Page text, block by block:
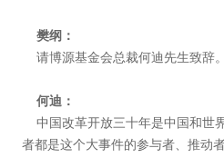
樊纲：
请博源基金会总裁何迪先生致辞。
何迪：
中国改革开放三十年是中国和世
者都是这个大事件的参与者、推动